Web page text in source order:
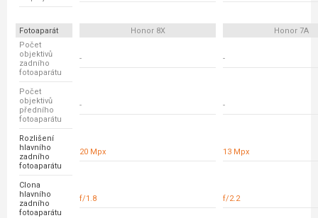
Fotoaparát Honor 8X
Honor 7A
Počet
objektivů
zadního
fotoaparátu
- -
Počet
objektivů
předního
fotoaparátu
- -
Rozlišení
hlavního
zadního
fotoaparátu
20 Mpx 13 Mpx
Clona
hlavního
zadního
fotoaparátu
f/1.8 f/2.2